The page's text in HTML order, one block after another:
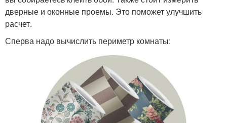
дверные и оконные проемы. Это поможет улучшить
расчет.
Сперва надо вычислить периметр комнаты: